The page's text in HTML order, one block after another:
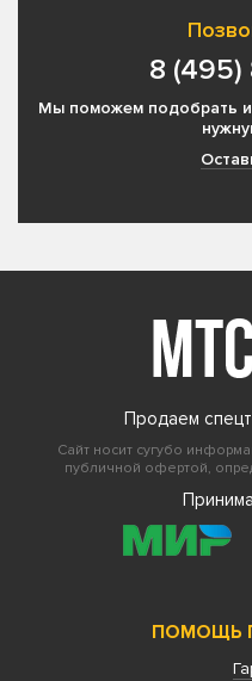
8 (495)
Мы поможем подобрать и
Продаем
Сайт носит сугубо
публичной офертой,
ПОМОЩЬ